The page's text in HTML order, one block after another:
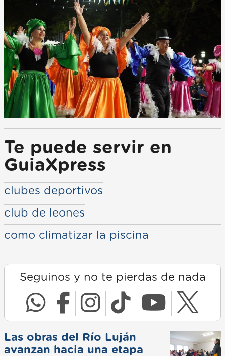
Te puede servir en
GuiaXpress
clubes deportivos
club de leones
como climatizar la piscina
Seguinos y no te pierdas de nada
Las obras del Río Luján
avanzan hacia una etapa